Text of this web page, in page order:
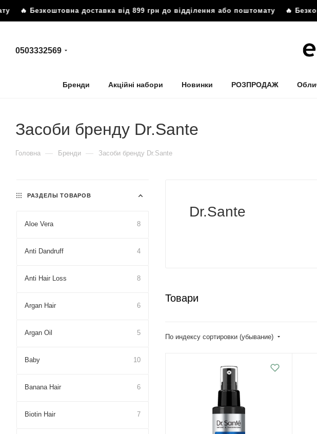
Безкоштовна доставка від 899 грн до відділення або поштомату🔥
0503332569
Бренди Акційні набори Новинки РОЗПРОДАЖ
Засоби бренду Dr.Sante
Головна — Бренди — Засоби бренду Dr.Sante
Dr.Sante
Товари
По индексу сортировки (убывание)
РАЗДЕЛЫ ТОВАРОВ
Aloe Vera 8
Anti Dandruff 4
Anti Hair Loss 8
Argan Hair 6
Argan Oil 5
Baby 10
Banana Hair 6
Biotin Hair 7